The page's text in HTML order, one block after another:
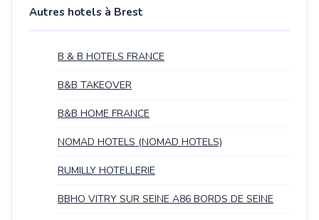
Autres hotels à Brest
B & B HOTELS FRANCE
B&B TAKEOVER
B&B HOME FRANCE
NOMAD HOTELS (NOMAD HOTELS)
RUMILLY HOTELLERIE
BBHO VITRY SUR SEINE A86 BORDS DE SEINE